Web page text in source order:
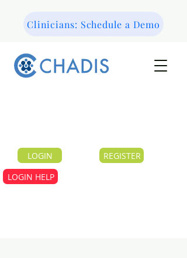
LOGIN
REGISTER
LOGIN HELP
Clinicians: Schedule a Demo